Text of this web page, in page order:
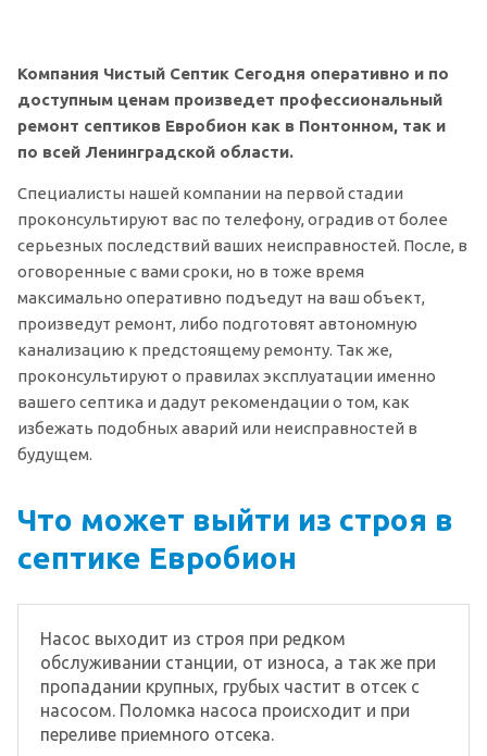
Компания Чистый Септик Сегодня оперативно и по
доступным ценам произведет профессиональный
ремонт септиков Евробион как в Понтонном, так и
по всей Ленинградской области.
Специалисты нашей компании на первой стадии
проконсультируют вас по телефону, оградив от более
серьезных последствий ваших неисправностей. После, в
оговоренные с вами сроки, но в тоже время
максимально оперативно подъедут на ваш объект,
произведут ремонт, либо подготовят автономную
канализацию к предстоящему ремонту. Так же,
проконсультируют о правилах эксплуатации именно
вашего септика и дадут рекомендации о том, как
избежать подобных аварий или неисправностей в
будущем.
Что может выйти из строя в
септике Евробион
Насос выходит из строя при редком
обслуживании станции, от износа, а так же при
пропадании крупных, грубых частит в отсек с
насосом. Поломка насоса происходит и при
переливе приемного отсека.